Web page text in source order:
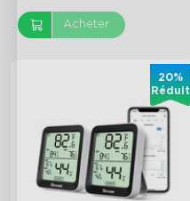
Acheter
20%
Réduit